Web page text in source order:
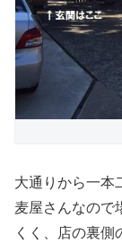
大通りから一本
麦屋さんなので
くく、店の裏側